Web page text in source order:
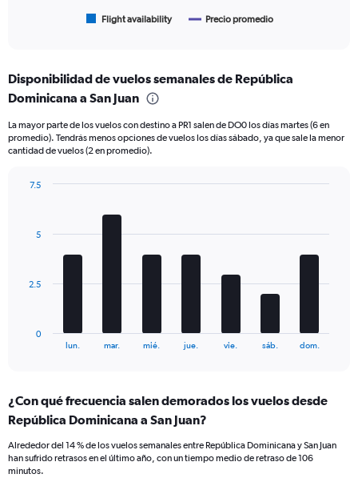
categories.
Range:
categories.
The
chart
displaying
and
Flight availability Precio promedio
Disponibilidad de vuelos semanales de República
Dominicana a San Juan
La mayor parte de los vuelos con destino a PR1 salen de DO0 los días martes (6 en
promedio). Tendrás menos opciones de vuelos los días sábado, ya que sale la menor
cantidad de vuelos (2 en promedio).
The
Range:
7
The
chart
lun. mar. mié. jue. vie. sáb. dom.
0
2.5
5
7.5
¿Con qué frecuencia salen demorados los vuelos desde
República Dominicana a San Juan?
Alrededor del 14 % de los vuelos semanales entre República Dominicana y San Juan
han sufrido retrasos en el último año, con un tiempo medio de retraso de 106
minutos.